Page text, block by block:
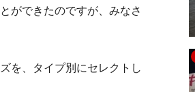
ができたのですが、みなさ
を、タイプ別にセレクトし